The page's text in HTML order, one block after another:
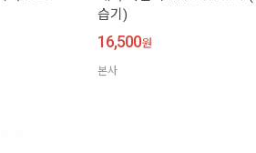
습기)
16,500원
본사